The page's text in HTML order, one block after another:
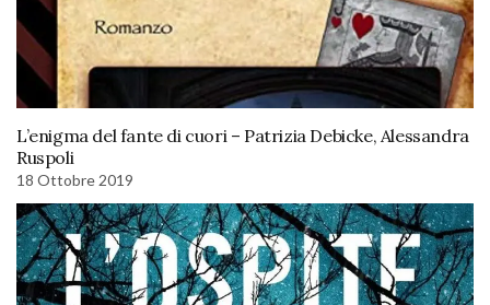
L’enigma del fante di cuori – Patrizia Debicke, Alessandra
Ruspoli
18 Ottobre 2019